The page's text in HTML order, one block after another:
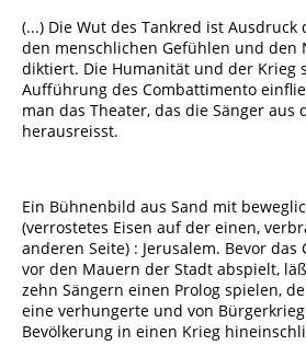
(...) Die Wut des Tankred ist Ausdruck
den menschlichen Gefühlen und den
diktiert. Die Humanität und der Krieg
Aufführung des Combattimento
man das Theater, das die Sänger
herausreisst.
Ein Bühnenbild aus Sand mit
(verrostetes Eisen auf der einen,
anderen Seite) : Jerusalem. Bevor
vor den Mauern der Stadt abspielt,
zehn Sängern einen Prolog spielen,
eine verhungerte und von
Bevölkerung in einen Krieg